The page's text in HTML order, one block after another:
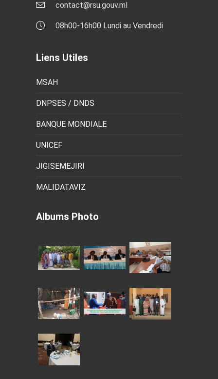
contact@rsu.gouv.ml
08h00-16h00 Lundi au Vendredi
Liens Utiles
MSAH
DNPSES / DNDS
BANQUE MONDIALE
UNICEF
JIGISEMEJIRI
MALIDATAVIZ
Albums Photo